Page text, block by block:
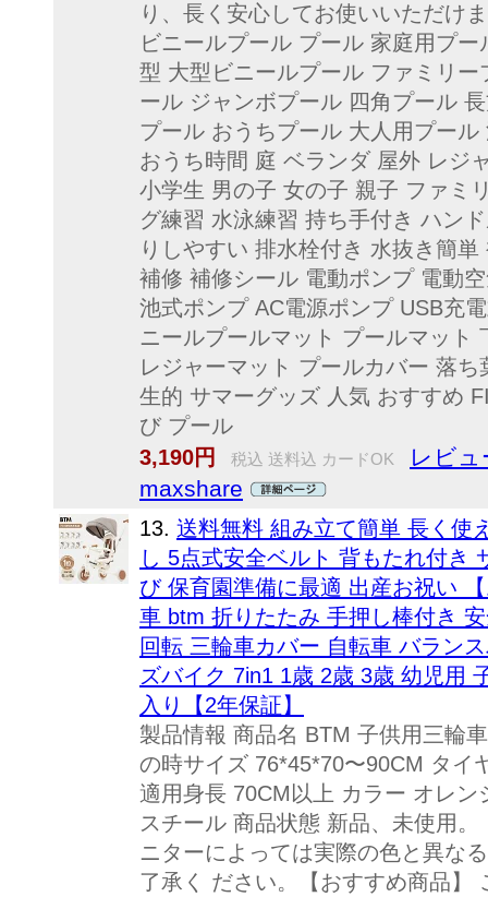
り、長く安心してお使いいただけ
ビニールプール プール 家庭用プ
型 大型ビニールプール ファミリ
ール ジャンボプール 四角プール
プール おうちプール 大人用プー
おうち時間 庭 ベランダ 屋外 レジ
小学生 男の子 女の子 親子 ファミ
グ練習 水泳練習 持ち手付き ハン
りしやすい 排水栓付き 水抜き簡
補修 補修シール 電動ポンプ 電動
池式ポンプ AC電源ポンプ USB充
ニールプールマット プールマット
レジャーマット プールカバー 落
生的 サマーグッズ 人気 おすすめ
び プール
3,190円
税込 送料込 カードOK
レビュ
maxshare
13. 送料無料 組み立て簡単 長く使
し 5点式安全ベルト 背もたれ付き
び 保育園準備に最適 出産お祝い
車 btm 折りたたみ 手押し棒付き
回転 三輪車カバー 自転車 バラン
ズバイク 7in1 1歳 2歳 3歳 幼児用
入り【2年保証】
製品情報 商品名 BTM 子供用三輪
の時サイズ 76*45*70〜90CM タイ
適用身長 70CM以上 カラー オレ
スチール 商品状態 新品、未使用
ニターによっては実際の色と異な
了承く ださい。【おすすめ商品】